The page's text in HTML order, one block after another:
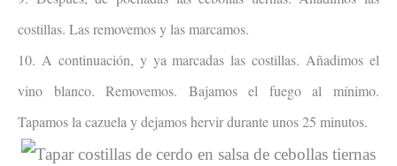
costillas. Las removemos y las marcamos.
10. A continuación, y ya marcadas las costillas. Añadimos el
vino blanco. Removemos. Bajamos el fuego al mínimo.
Tapamos la cazuela y dejamos hervir durante unos 25 minutos.